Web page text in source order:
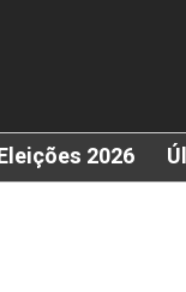
2026